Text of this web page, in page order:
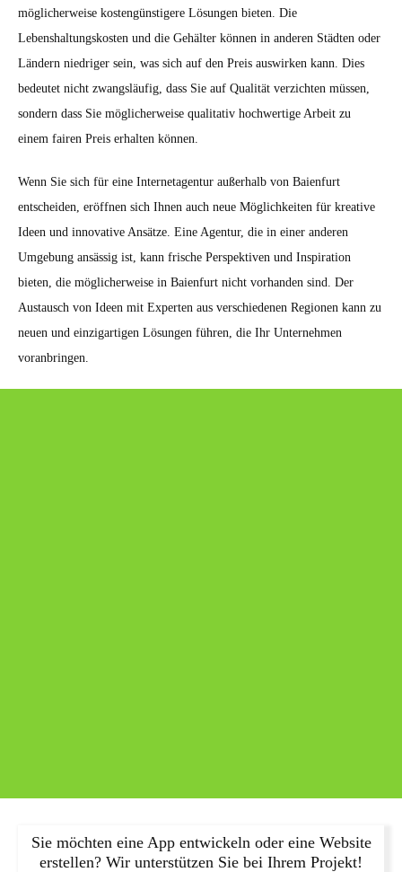
möglicherweise kostengünstigere Lösungen bieten. Die
Lebenshaltungskosten und die Gehälter können in anderen Städten oder
Ländern niedriger sein, was sich auf den Preis auswirken kann. Dies
bedeutet nicht zwangsläufig, dass Sie auf Qualität verzichten müssen,
sondern dass Sie möglicherweise qualitativ hochwertige Arbeit zu
einem fairen Preis erhalten können.
Wenn Sie sich für eine Internetagentur außerhalb von Baienfurt
entscheiden, eröffnen sich Ihnen auch neue Möglichkeiten für kreative
Ideen und innovative Ansätze. Eine Agentur, die in einer anderen
Umgebung ansässig ist, kann frische Perspektiven und Inspiration
bieten, die möglicherweise in Baienfurt nicht vorhanden sind. Der
Austausch von Ideen mit Experten aus verschiedenen Regionen kann zu
neuen und einzigartigen Lösungen führen, die Ihr Unternehmen
voranbringen.
Sie möchten eine App entwickeln oder eine Website
erstellen? Wir unterstützen Sie bei Ihrem Projekt!